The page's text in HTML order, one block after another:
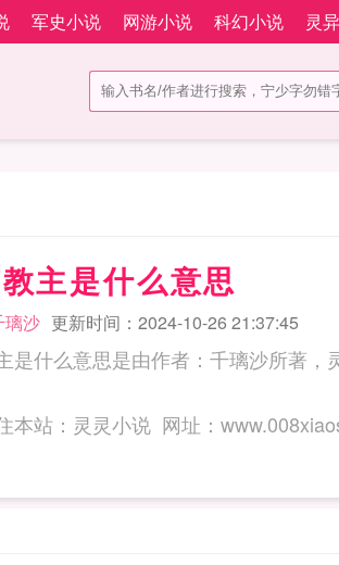
军史小说 网游小说 科幻小说 灵
主是什么意思
璃沙 更新时间：2024-10-26 21:37:45
是什么意思是由作者：千璃沙所著